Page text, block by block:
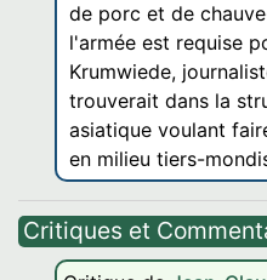
de porc et de
l'armée est requise
Krumwiede,
trouverait dans la
asiatique voulant
en milieu tiers-
Critiques et